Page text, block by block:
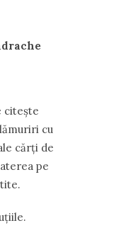
citeşte
cu
cărţi de
pe